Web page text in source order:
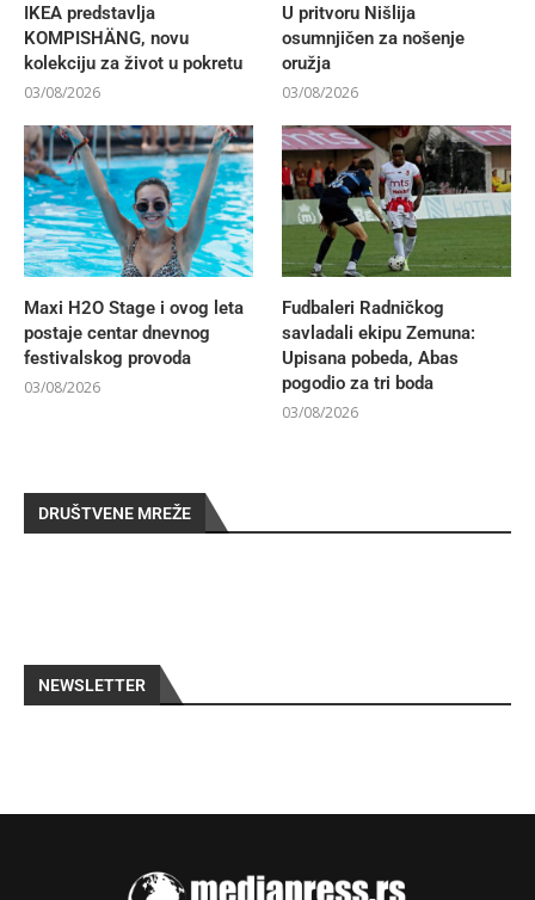
IKEA predstavlja
KOMPISHÄNG, novu
kolekciju za život u pokretu
03/08/2026
U pritvoru Nišlija
osumnjičen za nošenje
oružja
03/08/2026
Maxi H2O Stage i ovog leta
postaje centar dnevnog
festivalskog provoda
03/08/2026
Fudbaleri Radničkog
savladali ekipu Zemuna:
Upisana pobeda, Abas
pogodio za tri boda
03/08/2026
DRUŠTVENE MREŽE
NEWSLETTER